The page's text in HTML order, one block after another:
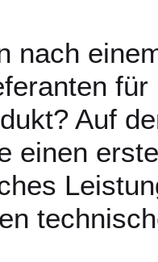
nach
Auf
einen